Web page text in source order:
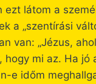
látom a
a „szentírási
van: „Jézus,
mi az. Ha
e időm